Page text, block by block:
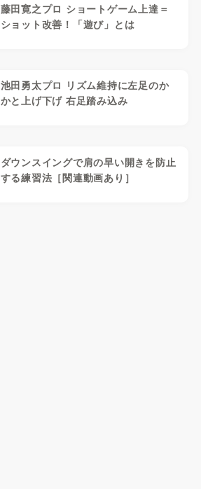
藤田寛之プロ ショートゲーム上達＝
ショット改善！「遊び」とは
池田勇太プロ リズム維持に左足のか
かと上げ下げ 右足踏み込み
ダウンスイングで肩の早い開きを防止
する練習法［関連動画あり］